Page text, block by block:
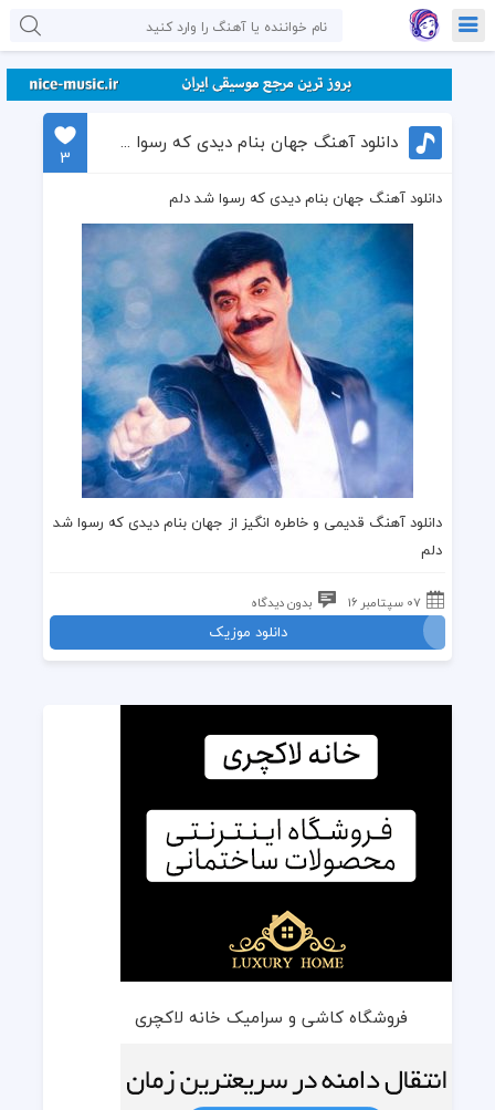
دانلود آهنگ جهان بنام دیدی که رسوا شد دلم
3
دانلود آهنگ جهان بنام دیدی که رسوا شد دلم
دانلودآهنگ قدیمی و خاطره انگیز از جهان بنامدیدی که رسوا شد
دلم
07 سپتامبر 16 بدون دیدگاه
دانلود موزیک
فروشگاه کاشی و سرامیک خانه لاکچری